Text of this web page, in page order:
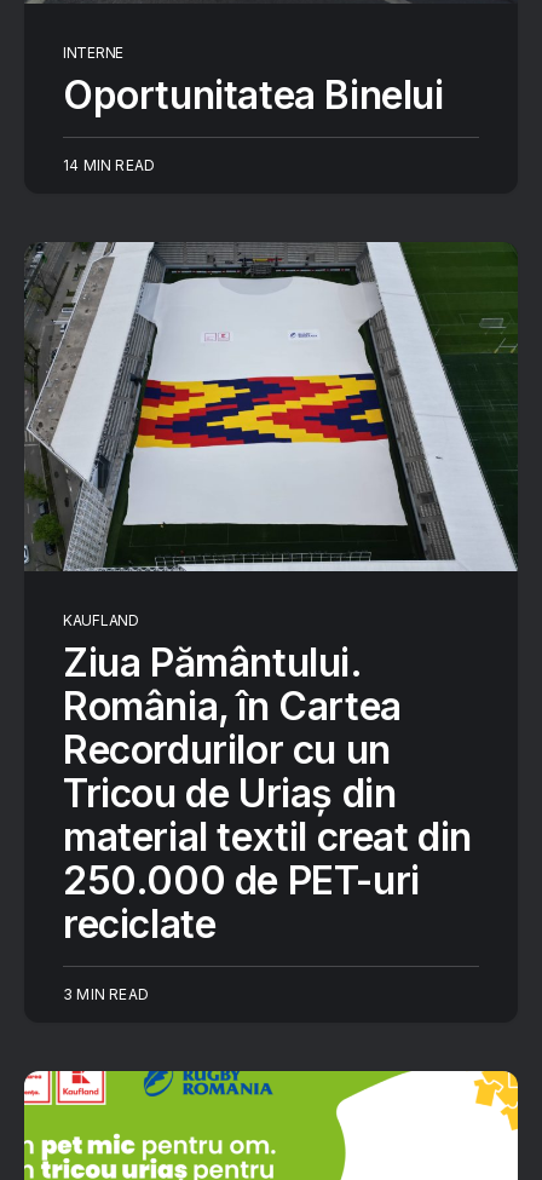
INTERNE
Oportunitatea Binelui
14 MIN READ
KAUFLAND
Ziua Pământului.
România, în Cartea
Recordurilor cu un
Tricou de Uriaș din
material textil creat din
250.000 de PET-uri
reciclate
3 MIN READ